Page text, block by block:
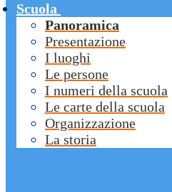
Scuola
Panoramica
Presentazione
I luoghi
Le persone
I numeri della scuola
Le carte della scuola
Organizzazione
La storia